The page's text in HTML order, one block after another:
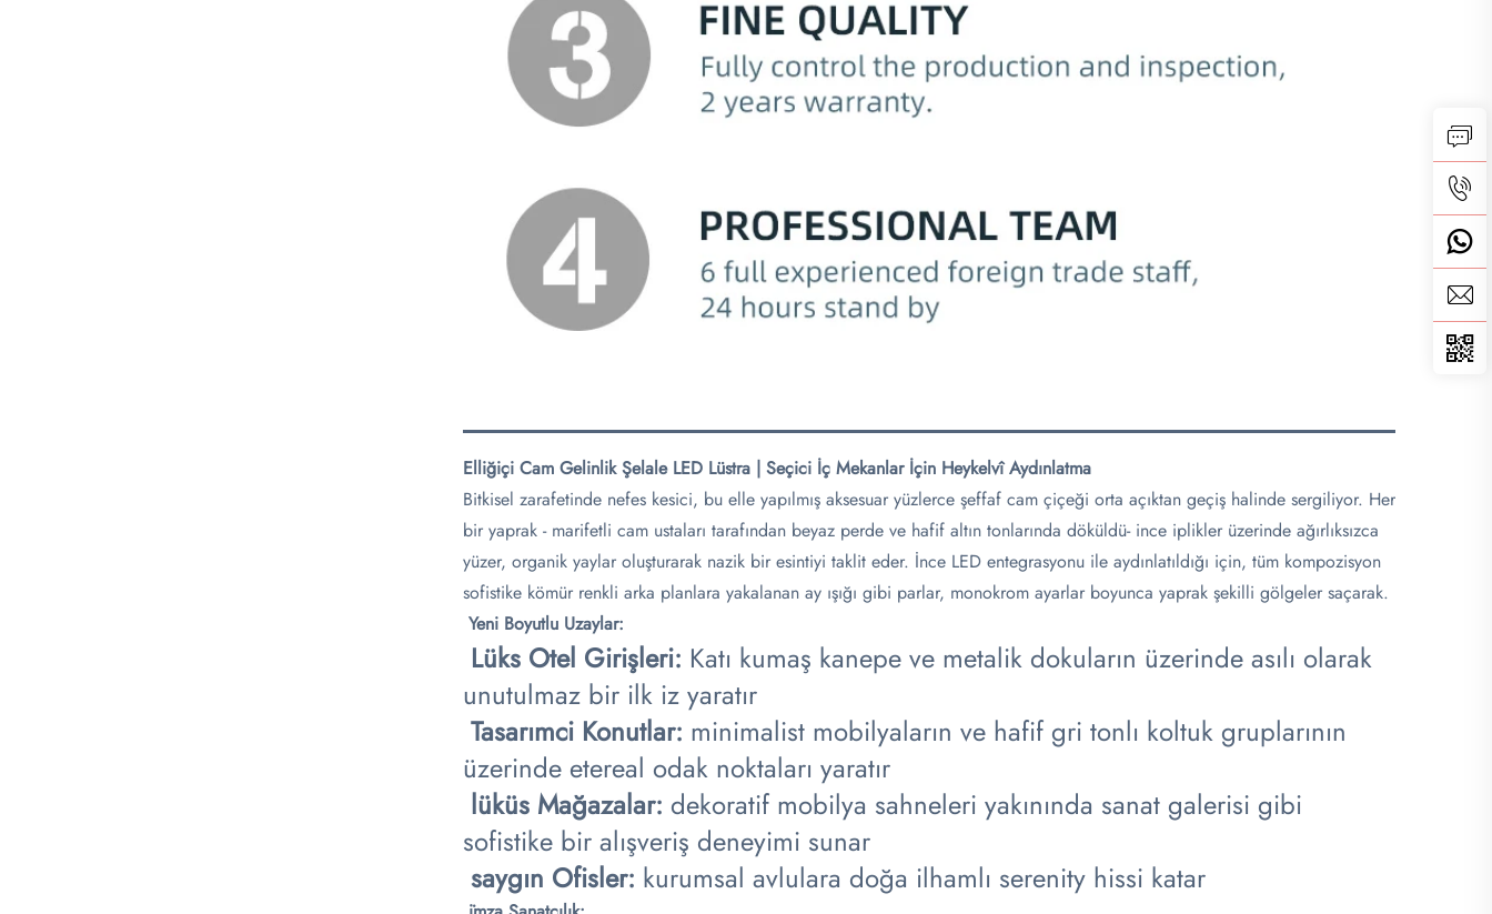
Elliğiçi Cam Gelinlik Şelale LED Lüstra | Seçici İç Mekanlar İçin Heykelvî Aydınlatma
Bitkisel zarafetinde nefes kesici, bu elle yapılmış aksesuar yüzlerce şeffaf cam çiçeği orta açıktan geçiş halinde sergiliyor. Her
bir yaprak - marifetli cam ustaları tarafından beyaz perde ve hafif altın tonlarında döküldü- ince iplikler üzerinde ağırlıksızca
yüzer, organik yaylar oluşturarak nazik bir esintiyi taklit eder. İnce LED entegrasyonu ile aydınlatıldığı için, tüm kompozisyon
sofistike kömür renkli arka planlara yakalanan ay ışığı gibi parlar, monokrom ayarlar boyunca yaprak şekilli gölgeler saçarak.
​Yeni Boyutlu Uzaylar:​
​Lüks Otel Girişleri:​ ​Katı kumaş kanepe ve metalik dokuların üzerinde asılı olarak
unutulmaz bir ilk iz yaratır
​Tasarımci Konutlar:​ minimalist mobilyaların ve hafif gri tonlı koltuk gruplarının
üzerinde etereal odak noktaları yaratır
lüküs Mağazalar: dekoratif mobilya sahneleri yakınında sanat galerisi gibi
sofistike bir alışveriş deneyimi sunar
saygın Ofisler: kurumsal avlulara doğa ilhamlı serenity hissi katar